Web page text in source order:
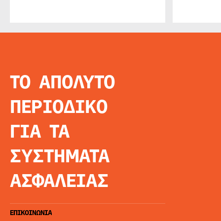
ΤΟ ΑΠΟΛΥΤΟ
ΠΕΡΙΟΔΙΚΟ
ΓΙΑ ΤΑ
ΣΥΣΤΗΜΑΤΑ
ΑΣΦΑΛΕΙΑΣ
ΕΠΙΚΟΙΝΩΝΙΑ